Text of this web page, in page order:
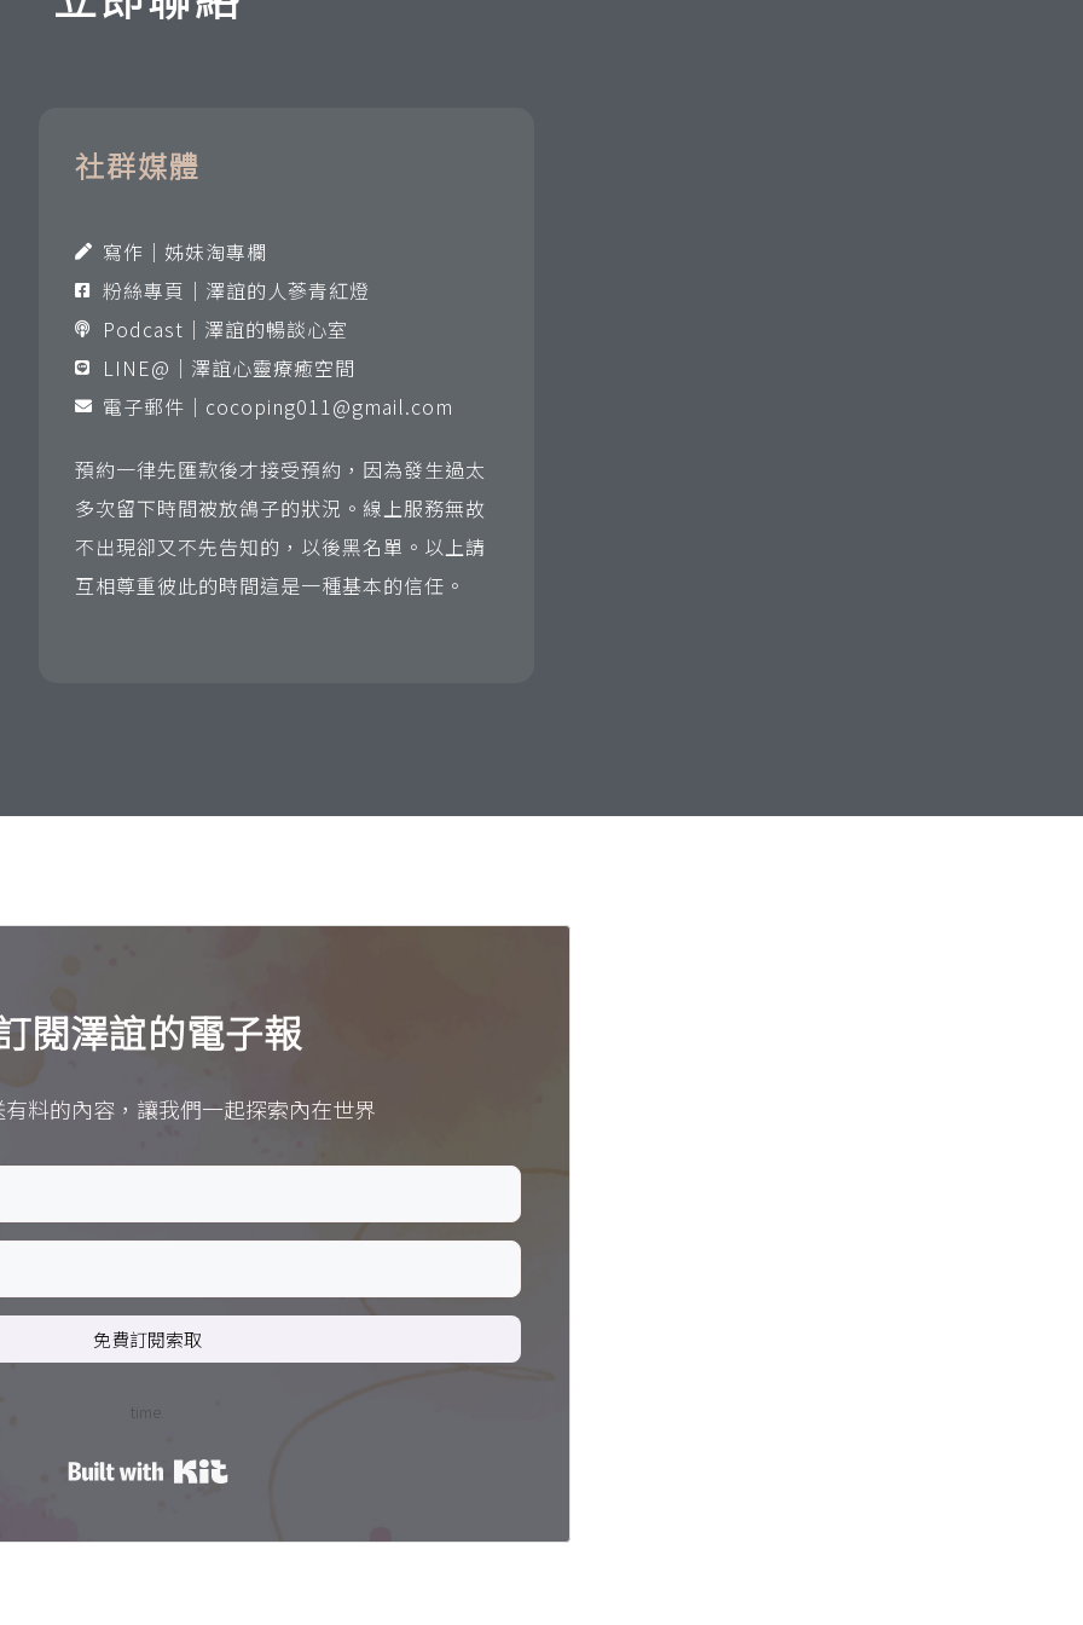
社群媒體
寫作｜姊妹淘專欄
粉絲專頁｜澤誼的人蔘青紅燈
Podcast｜澤誼的暢談心室
LINE@｜澤誼心靈療癒空間
電子郵件｜ cocoping011@gmail.com
預約一律先匯款後才接受預約，因為發生過太
多次留下時間被放鴿子的狀況。線上服務無故
不出現卻又不先告知的，以後黑名單。以上請
互相尊重彼此的時間這是一種基本的信任。
閱澤誼的電子報
料的內容，讓我們一起探索內在世界
免費訂閱索取
time.
Built with Kit